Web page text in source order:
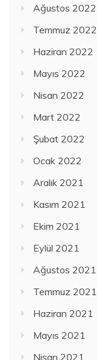
Ağustos 2022
Temmuz 2022
Haziran 2022
Mayıs 2022
Nisan 2022
Mart 2022
Şubat 2022
Ocak 2022
Aralık 2021
Kasım 2021
Ekim 2021
Eylül 2021
Ağustos 2021
Temmuz 2021
Haziran 2021
Mayıs 2021
Nisan 2021